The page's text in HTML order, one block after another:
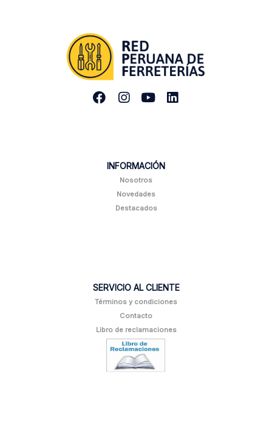
INFORMACIÓN
Nosotros
Novedades
Destacados
SERVICIO AL CLIENTE
Términos y condiciones
Contacto
Libro de reclamaciones